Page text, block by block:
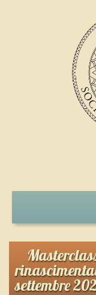
Iscrizione
Iscrizione
settembre